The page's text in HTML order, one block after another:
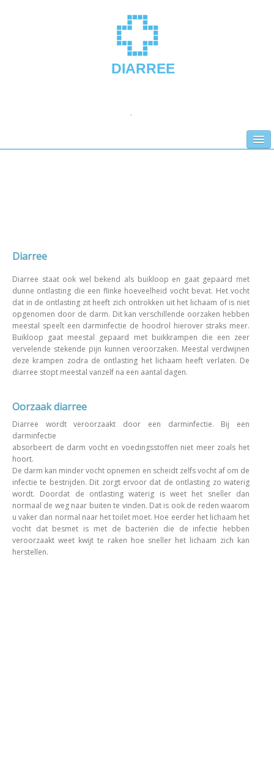
DIARREE
.
Diarree
Diarree staat ook wel bekend als buikloop en gaat gepaard met
dunne ontlasting die een flinke hoeveelheid vocht bevat. Het vocht
dat in de ontlasting zit heeft zich ontrokken uit het lichaam of is niet
opgenomen door de darm. Dit kan verschillende oorzaken hebben
meestal speelt een darminfectie de hoodrol hierover straks meer.
Buikloop gaat meestal gepaard met buikkrampen die een zeer
vervelende stekende pijn kunnen veroorzaken. Meestal verdwijnen
deze krampen zodra de ontlasting het lichaam heeft verlaten. De
diarree stopt meestal vanzelf na een aantal dagen.
Oorzaak diarree
Diarree wordt veroorzaakt door een darminfectie. Bij een
darminfectie
absorbeert de darm vocht en voedingsstoffen niet meer zoals het
hoort.
De darm kan minder vocht opnemen en scheidt zelfs vocht af om de
infectie te bestrijden. Dit zorgt ervoor dat de ontlasting zo waterig
wordt. Doordat de ontlasting waterig is weet het sneller dan
normaal de weg naar buiten te vinden. Dat is ook de reden waarom
u vaker dan normal naar het toilet moet. Hoe eerder het lichaam het
vocht dat besmet is met de bacteriën die de infectie hebben
veroorzaakt weet kwijt te raken hoe sneller het lichaam zich kan
herstellen.